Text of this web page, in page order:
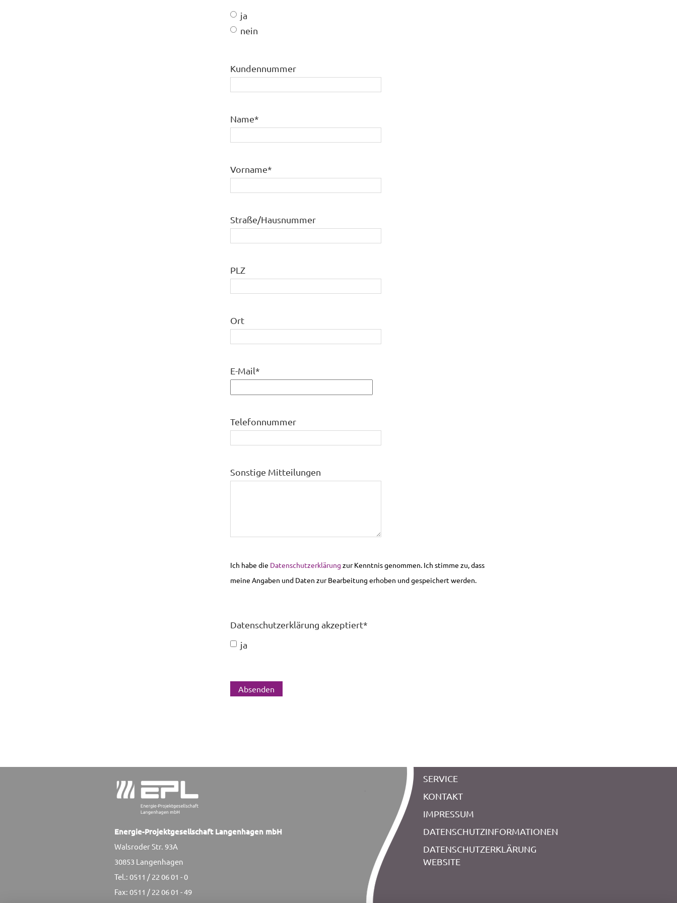
ja
nein
Kundennummer
Name*
Vorname*
Straße/Hausnummer
PLZ
Ort
E-Mail*
Telefonnummer
Sonstige Mitteilungen
Ich habe die Datenschutzerklärung zur Kenntnis genommen. Ich stimme zu, dass
meine Angaben und Daten zur Bearbeitung erhoben und gespeichert werden.
Datenschutzerklärung akzeptiert*
ja
Energie-Projektgesellschaft Langenhagen mbH
Walsroder Str. 93A
30853 Langenhagen
Tel.: 0511 / 22 06 01 - 0
Fax: 0511 / 22 06 01 - 49
SERVICE
KONTAKT
IMPRESSUM
DATENSCHUTZINFORMATIONEN
DATENSCHUTZERKLÄRUNG
WEBSITE